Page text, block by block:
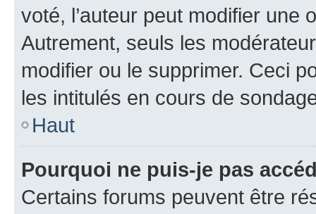
voté, l’auteur peut modifier une
Autrement, seuls les
modifier ou le supprimer. Ceci
les intitulés en cours de
Haut
Pourquoi ne puis-je pas
Certains forums peuvent être